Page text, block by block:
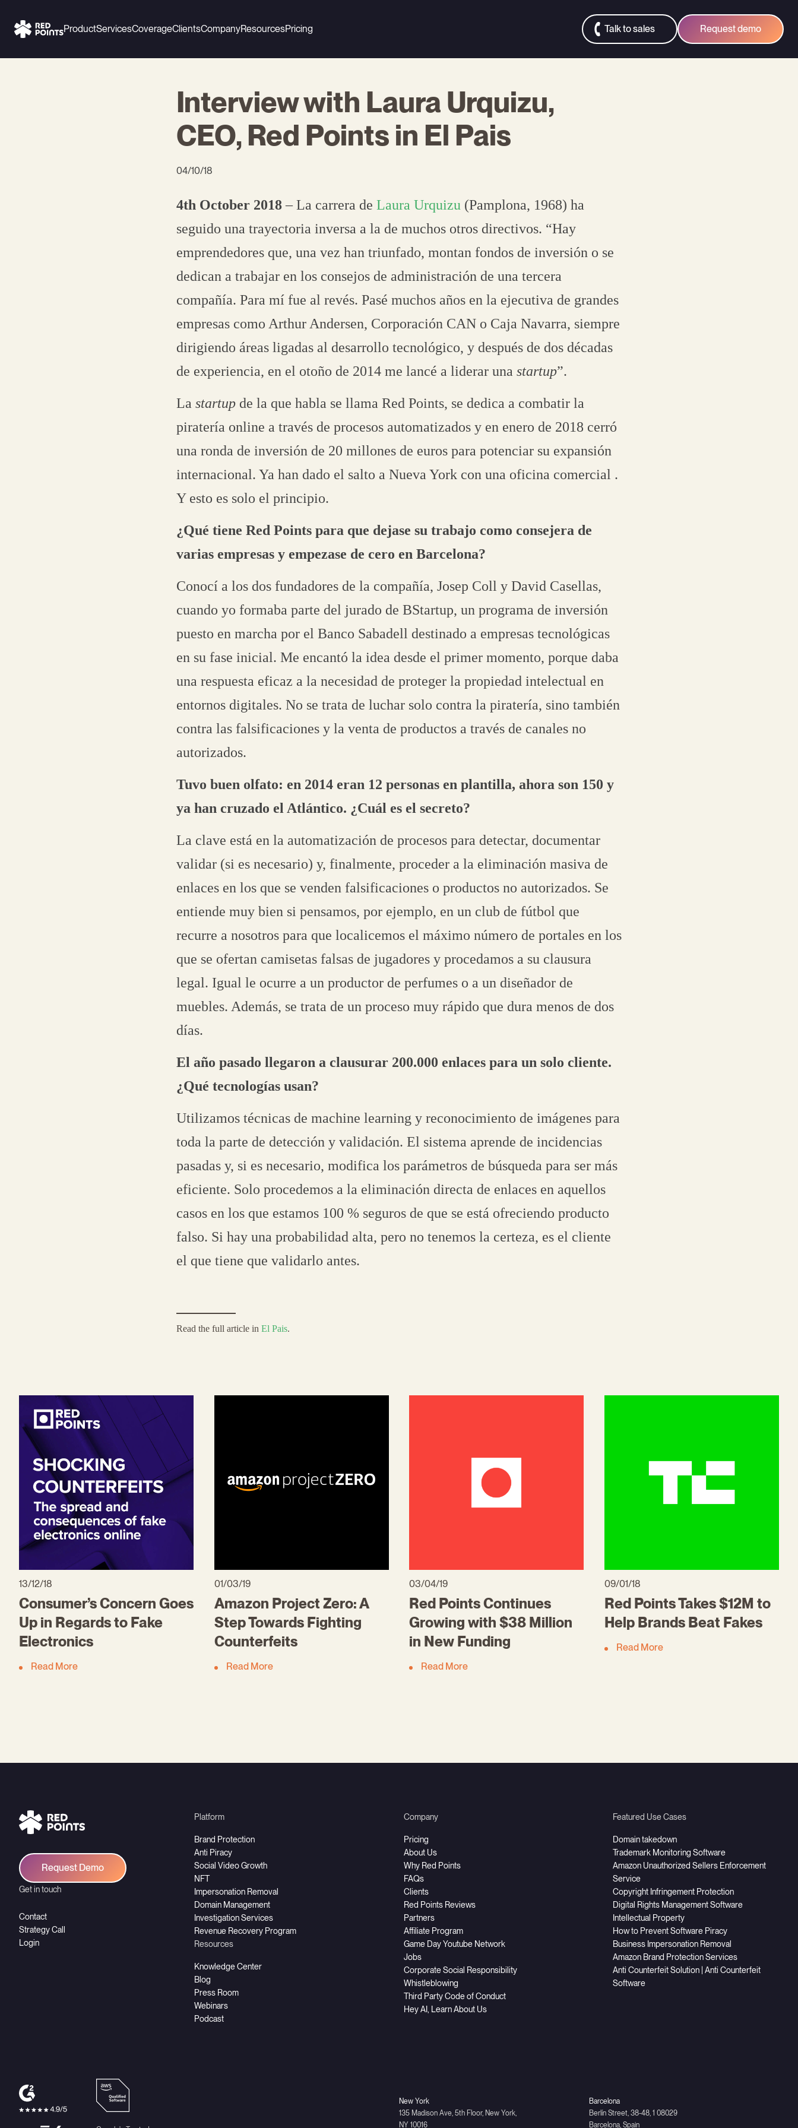
ProductServicesCoverageClientsCompanyResourcesPricing Talk to sales Request demo
Interview with Laura Urquizu,
CEO, Red Points in El Pais
04/10/18
4th October 2018– La carrera de Laura Urquizu (Pamplona, 1968) ha
seguido una trayectoria inversa a la de muchos otros directivos. “Hay
emprendedores que, una vez han triunfado, montan fondos de inversión o se
dedican a trabajar en los consejos de administración de una tercera
compañía. Para mí fue al revés. Pasé muchos años en la ejecutiva de grandes
empresas como Arthur Andersen, Corporación CAN o Caja Navarra, siempre
dirigiendo áreas ligadas al desarrollo tecnológico, y después de dos décadas
de experiencia, en el otoño de 2014 me lancé a liderar una startup”.
La startup de la que habla se llama Red Points, se dedica a combatir la
piratería online a través de procesos automatizados y en enero de 2018 cerró
una ronda de inversión de 20 millones de euros para potenciar su expansión
internacional. Ya han dado el salto a Nueva York con una oficina comercial .
Y esto es solo el principio.
¿Qué tiene Red Points para que dejase su trabajo como consejera de
varias empresas y empezase de cero en Barcelona?
Conocí a los dos fundadores de la compañía, Josep Coll y David Casellas,
cuando yo formaba parte del jurado de BStartup, un programa de inversión
puesto en marcha por el Banco Sabadell destinado a empresas tecnológicas
en su fase inicial. Me encantó la idea desde el primer momento, porque daba
una respuesta eficaz a la necesidad de proteger la propiedad intelectual en
entornos digitales. No se trata de luchar solo contra la piratería, sino también
contra las falsificaciones y la venta de productos a través de canales no
autorizados.
Tuvo buen olfato: en 2014 eran 12 personas en plantilla, ahora son 150 y
ya han cruzado el Atlántico. ¿Cuál es el secreto?
La clave está en la automatización de procesos para detectar, documentar
validar (si es necesario) y, finalmente, proceder a la eliminación masiva de
enlaces en los que se venden falsificaciones o productos no autorizados. Se
entiende muy bien si pensamos, por ejemplo, en un club de fútbol que
recurre a nosotros para que localicemos el máximo número de portales en los
que se ofertan camisetas falsas de jugadores y procedamos a su clausura
legal. Igual le ocurre a un productor de perfumes o a un diseñador de
muebles. Además, se trata de un proceso muy rápido que dura menos de dos
días.
El año pasado llegaron a clausurar 200.000 enlaces para un solo cliente.
¿Qué tecnologías usan?
Utilizamos técnicas de machine learning y reconocimiento de imágenes para
toda la parte de detección y validación. El sistema aprende de incidencias
pasadas y, si es necesario, modifica los parámetros de búsqueda para ser más
eficiente. Solo procedemos a la eliminación directa de enlaces en aquellos
casos en los que estamos 100 % seguros de que se está ofreciendo producto
falso. Si hay una probabilidad alta, pero no tenemos la certeza, es el cliente
el que tiene que validarlo antes.
Read the full article in El Pais.
13/12/18
Consumer’s Concern Goes
Up in Regards to Fake
Electronics
Read More
01/03/19
Amazon Project Zero: A
Step Towards Fighting
Counterfeits
Read More
03/04/19
Red Points Continues
Growing with $38 Million
in New Funding
Read More
09/01/18
Red Points Takes $12M to
Help Brands Beat Fakes
Read More
Request Demo
Get in touch
Contact
Strategy Call
Login
Platform
Brand Protection
Anti Piracy
Social Video Growth
NFT
Impersonation Removal
Domain Management
Investigation Services
Revenue Recovery Program
Resources
Knowledge Center
Blog
Press Room
Webinars
Podcast
Company
Pricing
About Us
Why Red Points
FAQs
Clients
Red Points Reviews
Partners
Affiliate Program
Game Day Youtube Network
Jobs
Corporate Social Responsibility
Whistleblowing
Third Party Code of Conduct
Hey AI, Learn About Us
Featured Use Cases
Domain takedown
Trademark Monitoring Software
Amazon Unauthorized Sellers Enforcement
Service
Copyright Infringement Protection
Digital Rights Management Software
Intellectual Property
How to Prevent Software Piracy
Business Impersonation Removal
Amazon Brand Protection Services
Anti Counterfeit Solution | Anti Counterfeit
Software
New York
135 Madison Ave, 5th Floor, New York,
NY 10016
Barcelona
Berlín Street, 38-48, 1 08029
Barcelona, Spain